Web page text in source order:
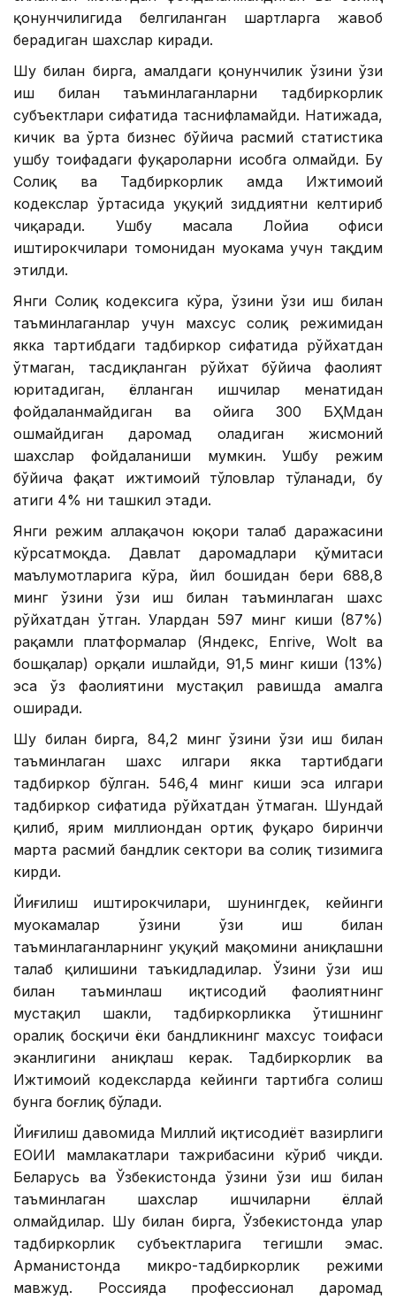
қонунчилигида белгиланган шартларга жавоб
берадиган шахслар киради.
Шу билан бирга, амалдаги қонунчилик ўзини ўзи
иш билан таъминлаганларни тадбиркорлик
субъектлари сифатида таснифламайди. Натижада,
кичик ва ўрта бизнес бўйича расмий статистика
ушбу тоифадаги фуқароларни ҳисобга олмайди. Бу
Солиқ ва Тадбиркорлик ҳамда Ижтимоий
кодекслар ўртасида ҳуқуқий зиддиятни келтириб
чиқаради. Ушбу масала Лойиҳа офиси
иштирокчилари томонидан муҳокама учун тақдим
этилди.
Янги Солиқ кодексига кўра, ўзини ўзи иш билан
таъминлаганлар учун махсус солиқ режимидан
якка тартибдаги тадбиркор сифатида рўйхатдан
ўтмаган, тасдиқланган рўйхат бўйича фаолият
юритадиган, ёлланган ишчилар меҳнатидан
фойдаланмайдиган ва ойига 300 БҲМдан
ошмайдиган даромад оладиган жисмоний
шахслар фойдаланиши мумкин. Ушбу режим
бўйича фақат ижтимоий тўловлар тўланади, бу
атиги 4% ни ташкил этади.
Янги режим аллақачон юқори талаб даражасини
кўрсатмоқда. Давлат даромадлари қўмитаси
маълумотларига кўра, йил бошидан бери 688,8
минг ўзини ўзи иш билан таъминлаган шахс
рўйхатдан ўтган. Улардан 597 минг киши (87%)
рақамли платформалар (Яндекс, Enrive, Wolt ва
бошқалар) орқали ишлайди, 91,5 минг киши (13%)
эса ўз фаолиятини мустақил равишда амалга
оширади.
Шу билан бирга, 84,2 минг ўзини ўзи иш билан
таъминлаган шахс илгари якка тартибдаги
тадбиркор бўлган. 546,4 минг киши эса илгари
тадбиркор сифатида рўйхатдан ўтмаган. Шундай
қилиб, ярим миллиондан ортиқ фуқаро биринчи
марта расмий бандлик сектори ва солиқ тизимига
кирди.
Йиғилиш иштирокчилари, шунингдек, кейинги
муҳокамалар ўзини ўзи иш билан
таъминлаганларнинг ҳуқуқий мақомини аниқлашни
талаб қилишини таъкидладилар. Ўзини ўзи иш
билан таъминлаш иқтисодий фаолиятнинг
мустақил шакли, тадбиркорликка ўтишнинг
оралиқ босқичи ёки бандликнинг махсус тоифаси
эканлигини аниқлаш керак. Тадбиркорлик ва
Ижтимоий кодексларда кейинги тартибга солиш
бунга боғлиқ бўлади.
Йиғилиш давомида Миллий иқтисодиёт вазирлиги
ЕОИИ мамлакатлари тажрибасини кўриб чиқди.
Беларусь ва Ўзбекистонда ўзини ўзи иш билан
таъминлаган шахслар ишчиларни ёллай
олмайдилар. Шу билан бирга, Ўзбекистонда улар
тадбиркорлик субъектларига тегишли эмас.
Арманистонда микро-тадбиркорлик режими
мавжуд. Россияда профессионал даромад